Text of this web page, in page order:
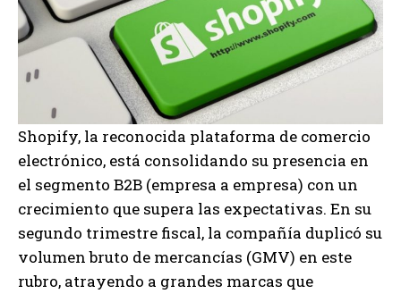
Shopify, la reconocida plataforma de comercio
electrónico, está consolidando su presencia en
el segmento B2B (empresa a empresa) con un
crecimiento que supera las expectativas. En su
segundo trimestre fiscal, la compañía duplicó su
volumen bruto de mercancías (GMV) en este
rubro, atrayendo a grandes marcas que